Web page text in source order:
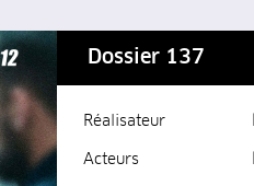
Dossier 137
Réalisateur
Acteurs